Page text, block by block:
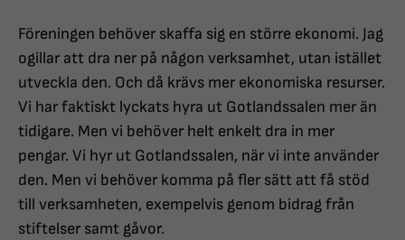
Föreningen behöver skaffa sig en större ekonomi. Jag
ogillar att dra ner på någon verksamhet, utan istället
utveckla den. Och då krävs mer ekonomiska resurser.
Vi har faktiskt lyckats hyra ut Gotlandssalen mer än
tidigare. Men vi behöver helt enkelt dra in mer
pengar. Vi hyr ut Gotlandssalen, när vi inte använder
den. Men vi behöver komma på fler sätt att få stöd
till verksamheten, exempelvis genom bidrag från
stiftelser samt gåvor.